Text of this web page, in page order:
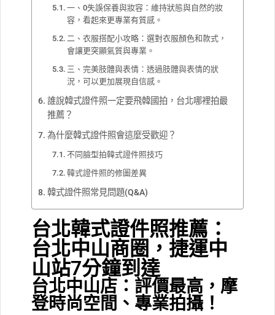
一、0失誤保養與妝容：維持狀態與自然的妝
容，看起來更專業有質感。
二、衣服搭配小攻略：選對衣服顏色和款式，
會讓更突顯氣質與專業。
三、完美肢體與表情：透過肢體與表情的狀
況，可以更加展現自信感。
誰說韓式證件照一定要飛韓國拍，台北哪裡拍最
推薦？
為什麼韓式證件照會這麼受歡迎？
不同臉型拍韓式證件照技巧
韓式證件照的修圖差異
韓式證件照常見問題(Q&A)
台北韓式證件照推薦：
台北中山商圈，捷運中
山站7分鐘到達
台北中山店：評價最高，摩
登時尚空間、專業拍攝！